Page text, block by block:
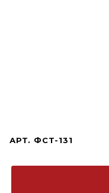
АРТ. ФСТ-131